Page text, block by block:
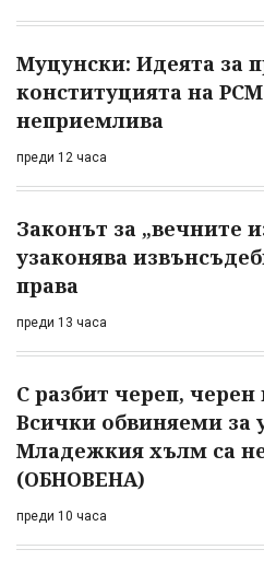
Муцунски: Идеята за
конституцията на
неприемлива
преди 12 часа
Законът за „вечните
узаконява
права
преди 13 часа
С разбит череп, черен
Всички обвиняеми за
Младежкия хълм са
(ОБНОВЕНА)
преди 10 часа